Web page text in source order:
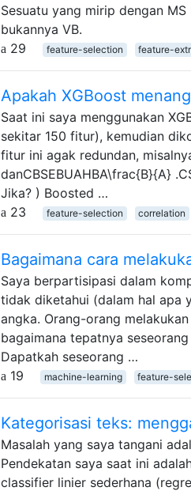
Sesuatu yang mirip dengan
bukannya VB.
29
feature-selection feature-
Apakah XGBoost
Saat ini saya menggunakan
sekitar 150 fitur), kemudian
fitur ini agak redundan,
danCBSEBUAHBA\frac{B}{A}
Jika? ) Boosted …
23
feature-selection correlation
Bagaimana cara
Saya berpartisipasi dalam
tidak diketahui (dalam hal apa
angka. Orang-orang
bagaimana tepatnya
Dapatkah seseorang …
19
machine-learning feature-
Kategorisasi teks:
Masalah yang saya tangani
Pendekatan saya saat ini
classifier linier sederhana